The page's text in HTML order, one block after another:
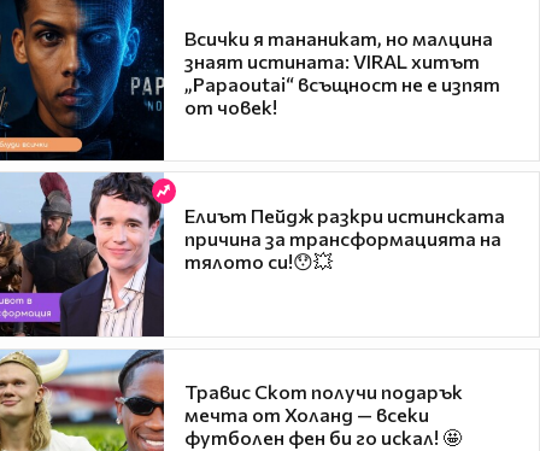
Всички я тананикат, но малцина
знаят истината: VIRAL хитът
„Papaoutai“ всъщност не е изпят
от човек!
Елиът Пейдж разкри истинската
причина за трансформацията на
тялото си!😯💥
Травис Скот получи подарък
мечта от Холанд — всеки
футболен фен би го искал! 🤩